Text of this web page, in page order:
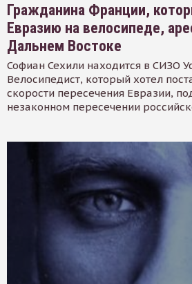
Гражданина Франции,
Евразию на велосипеде,
Дальнем Востоке
Софиан Сехили находится в СИЗО
Велосипедист, который хотел
скорости пересечения Евразии,
незаконном пересечении